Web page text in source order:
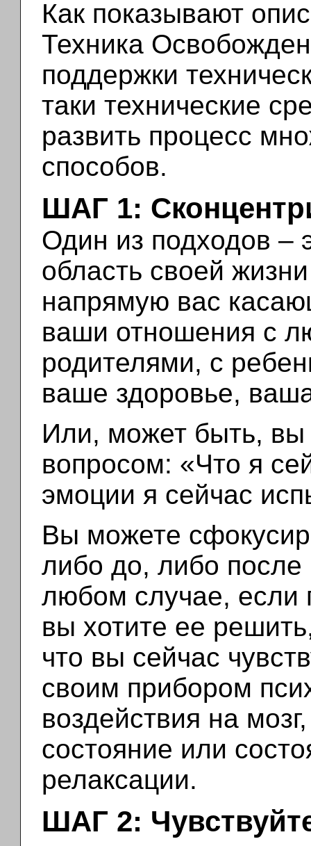
Как показывают
Техника
поддержки
таки технические
развить процесс
способов.
ШАГ 1:
Один из подходов –
область своей
напрямую вас
ваши отношения с
родителями, с
ваше здоровье,
Или, может быть, вы
вопросом: «Что я
эмоции я сейчас
Вы можете
либо до, либо после
любом случае, если
вы хотите ее
что вы сейчас
своим прибором
воздействия на
состояние или
релаксации.
ШАГ 2: